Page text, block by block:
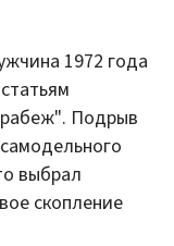
1972 года
Подрыв
выбрал
скопление